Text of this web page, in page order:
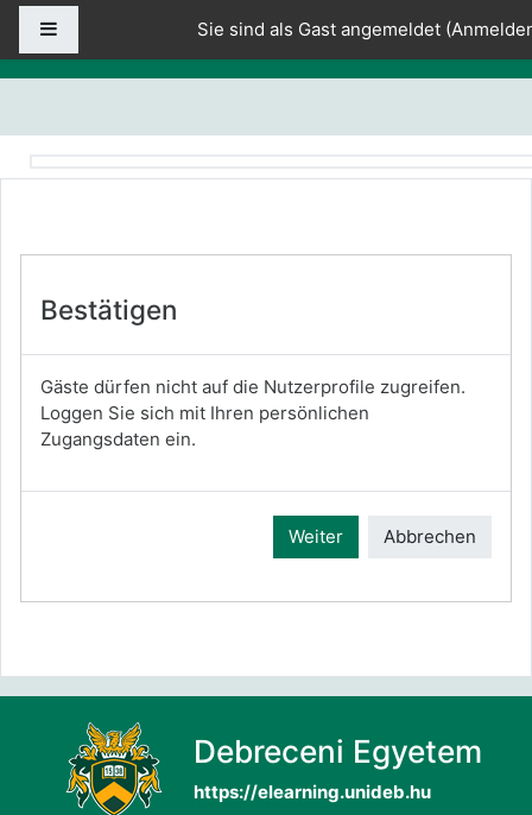
Zum Hauptinhalt
Website-ÜbersichtSie sind als Gast angemeldet (
Bestätigen
Gäste dürfen nicht auf die Nutzerprofile zugreifen.
Loggen Sie sich mit Ihren persönlichen
Zugangsdaten ein.
Weiter Abbrechen
Debreceni Egyetem
https://elearning.unideb.hu